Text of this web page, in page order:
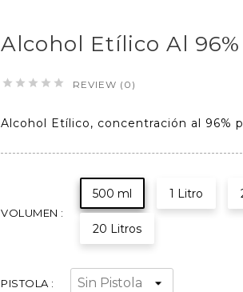
Alcohol Etílico Al 96%
     REVIEW (0)
Alcohol Etílico, concentración al 96%
VOLUMEN :
500 ml 1 Litro
20 Litros
PISTOLA :